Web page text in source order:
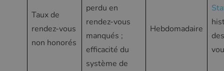
Taux de
rendez-vous
non honorés
perdu en
rendez-vous
manqués ;
efficacité du
système de
Hebdomadaire